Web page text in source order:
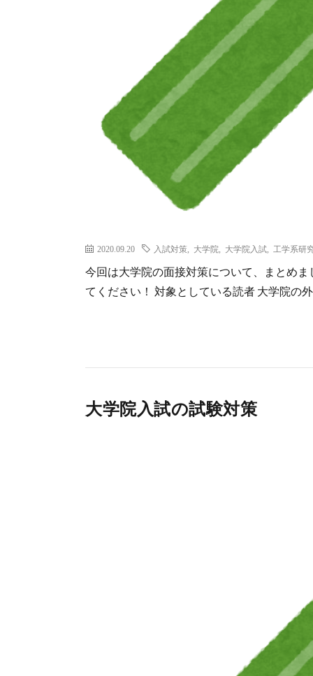
2020.09.20 入試対策 大学院 大学院入試 工学系研
今回は大学院の面接対策について、まとめ
てください！ 対象としている読者 大学院の
大学院入試の試験対策